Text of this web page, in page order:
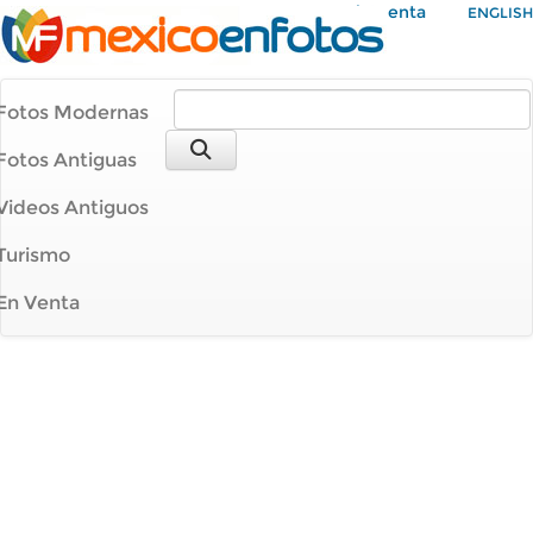
Mi Cuenta ENGLISH
Modernas
Antiguas
Antiguos
Venta